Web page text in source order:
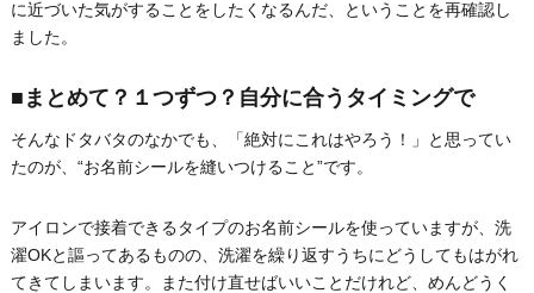
に近づいた気がすることをしたくなるんだ、ということを再確認し
ました。
■まとめて？１つずつ？自分に合うタイミングで
そんなドタバタのなかでも、「絶対にこれはやろう！」と思ってい
たのが、“お名前シールを縫いつけること”です。
アイロンで接着できるタイプのお名前シールを使っていますが、洗
濯OKと謳ってあるものの、洗濯を繰り返すうちにどうしてもはがれ
てきてしまいます。また付け直せばいいことだけれど、めんどうく